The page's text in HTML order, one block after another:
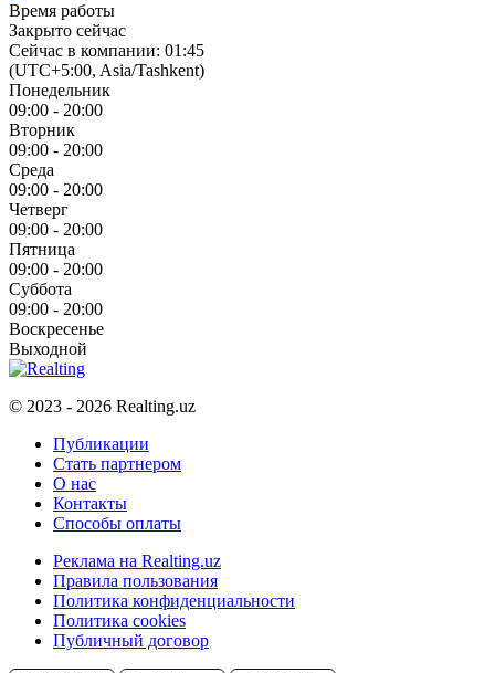
Время работы
Закрыто сейчас
Сейчас в компании: 01:45
(UTC+5:00, Asia/Tashkent)
Понедельник
09:00 - 20:00
Вторник
09:00 - 20:00
Среда
09:00 - 20:00
Четверг
09:00 - 20:00
Пятница
09:00 - 20:00
Суббота
09:00 - 20:00
Воскресенье
Выходной
© 2023 - 2026 Realting.uz
Публикации
Стать партнером
О нас
Контакты
Способы оплаты
Реклама на Realting.uz
Правила пользования
Политика конфиденциальности
Политика cookies
Публичный договор